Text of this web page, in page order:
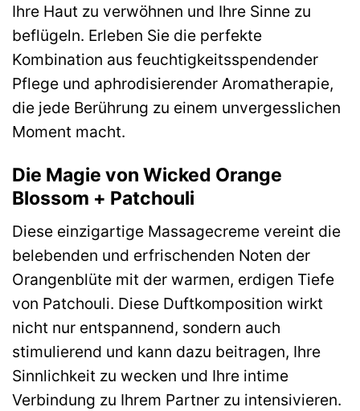
Ihre Haut zu verwöhnen und Ihre Sinne zu
beflügeln. Erleben Sie die perfekte
Kombination aus feuchtigkeitsspendender
Pflege und aphrodisierender Aromatherapie,
die jede Berührung zu einem unvergesslichen
Moment macht.
Die Magie von Wicked Orange
Blossom + Patchouli
Diese einzigartige Massagecreme vereint die
belebenden und erfrischenden Noten der
Orangenblüte mit der warmen, erdigen Tiefe
von Patchouli. Diese Duftkomposition wirkt
nicht nur entspannend, sondern auch
stimulierend und kann dazu beitragen, Ihre
Sinnlichkeit zu wecken und Ihre intime
Verbindung zu Ihrem Partner zu intensivieren.